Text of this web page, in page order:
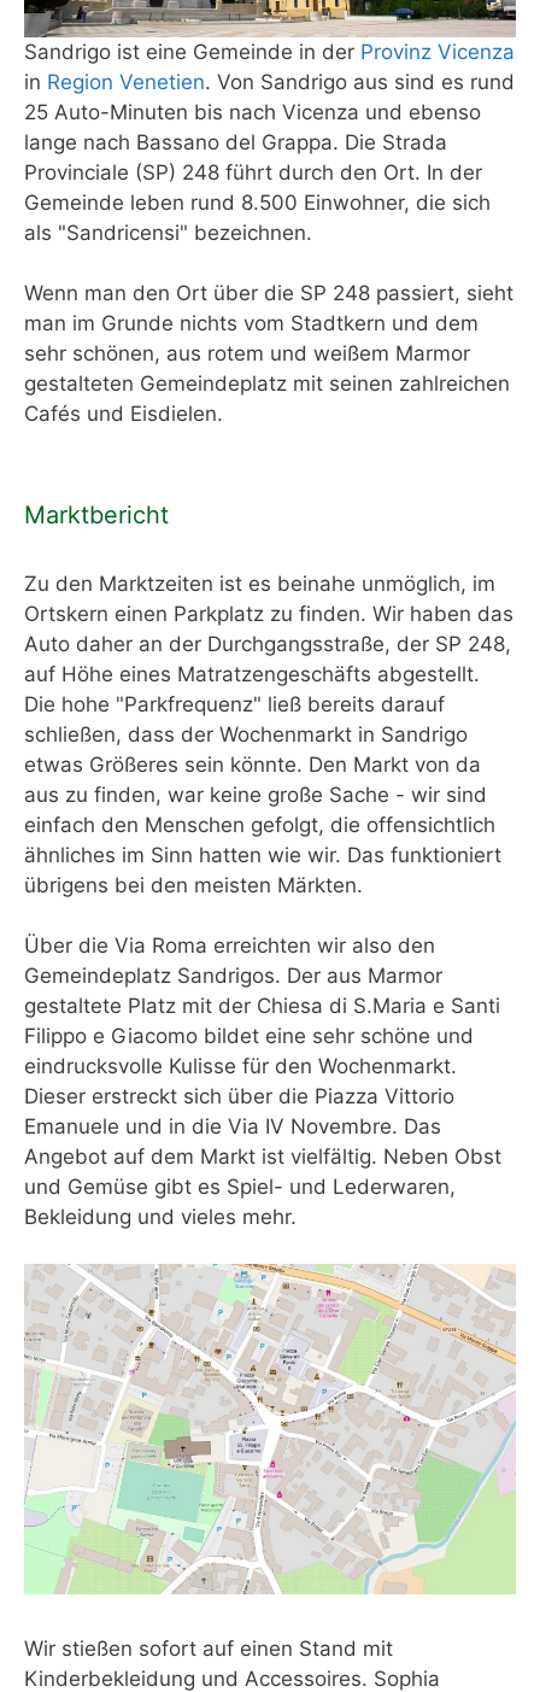
Sandrigo ist eine Gemeinde in der Provinz Vicenza
in Region Venetien. Von Sandrigo aus sind es rund
25 Auto-Minuten bis nach Vicenza und ebenso
lange nach Bassano del Grappa. Die Strada
Provinciale (SP) 248 führt durch den Ort. In der
Gemeinde leben rund 8.500 Einwohner, die sich
als "Sandricensi" bezeichnen.
Wenn man den Ort über die SP 248 passiert, sieht
man im Grunde nichts vom Stadtkern und dem
sehr schönen, aus rotem und weißem Marmor
gestalteten Gemeindeplatz mit seinen zahlreichen
Cafés und Eisdielen.
Marktbericht
Zu den Marktzeiten ist es beinahe unmöglich, im
Ortskern einen Parkplatz zu finden. Wir haben das
Auto daher an der Durchgangsstraße, der SP 248,
auf Höhe eines Matratzengeschäfts abgestellt.
Die hohe "Parkfrequenz" ließ bereits darauf
schließen, dass der Wochenmarkt in Sandrigo
etwas Größeres sein könnte. Den Markt von da
aus zu finden, war keine große Sache - wir sind
einfach den Menschen gefolgt, die offensichtlich
ähnliches im Sinn hatten wie wir. Das funktioniert
übrigens bei den meisten Märkten.
Über die Via Roma erreichten wir also den
Gemeindeplatz Sandrigos. Der aus Marmor
gestaltete Platz mit der Chiesa di S.Maria e Santi
Filippo e Giacomo bildet eine sehr schöne und
eindrucksvolle Kulisse für den Wochenmarkt.
Dieser erstreckt sich über die Piazza Vittorio
Emanuele und in die Via IV Novembre. Das
Angebot auf dem Markt ist vielfältig. Neben Obst
und Gemüse gibt es Spiel- und Lederwaren,
Bekleidung und vieles mehr.
Wir stießen sofort auf einen Stand mit
Kinderbekleidung und Accessoires. Sophia